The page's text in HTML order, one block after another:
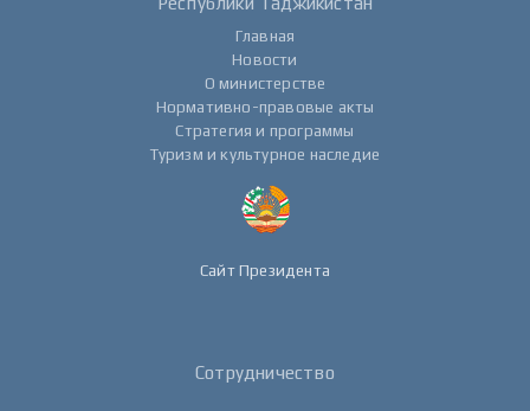
Главная
Новости
О министерстве
Нормативно-правовые акты
Стратегия и программы
Туризм и культурное наследие
Сайт Президента
Сотрудничество